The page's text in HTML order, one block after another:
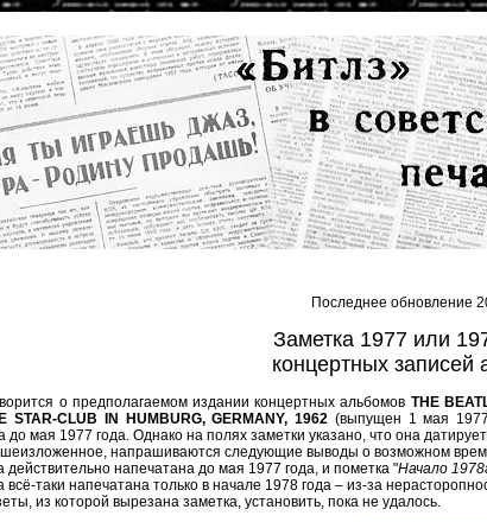
Последнее обновление
Заметка 1977 или
концертных записей
о предполагаемом издании концертных альбомов THE
STAR-CLUB IN HUMBURG, GERMANY, 1962 (выпущен 1 мая
до мая 1977 года. Однако на полях заметки указано, что она
напрашиваются следующие выводы о возможном
действительно напечатана до мая 1977 года, и пометка "Начало
всё-таки напечатана только в начале 1978 года – из-за
из которой вырезана заметка, установить, пока не удалось.